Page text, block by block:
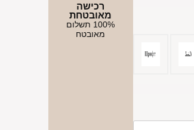
רכישה
מאובטחת
100% תשלום
מאובטח